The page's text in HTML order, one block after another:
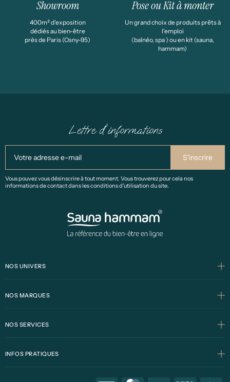
Showroom
400m² d'exposition
dédiés au bien-être
près de Paris (Osny-95)
Pose ou Kit à monter
Un grand choix de produits prêts à
l’emploi
(balnéo, spa ) ou en kit (sauna,
hammam)
Lettre d'informations
Vous pouvez vous désinscrire à tout moment. Vous trouverez pour cela nos
informations de contact dans les conditions d'utilisation du site.
NOS UNIVERS
NOS MARQUES
NOS SERVICES
INFOS PRATIQUES